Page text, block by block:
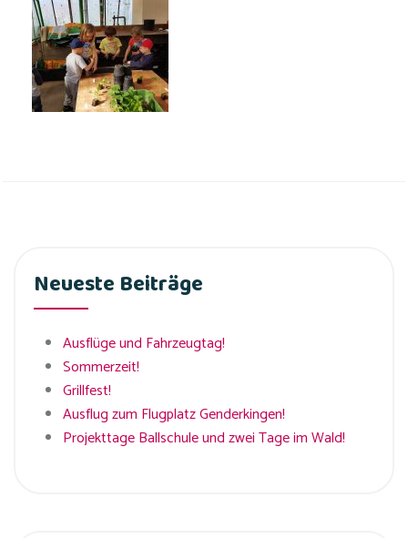
Neueste Beiträge
Ausflüge und Fahrzeugtag!
Sommerzeit!
Grillfest!
Ausflug zum Flugplatz Genderkingen!
Projekttage Ballschule und zwei Tage im Wald!